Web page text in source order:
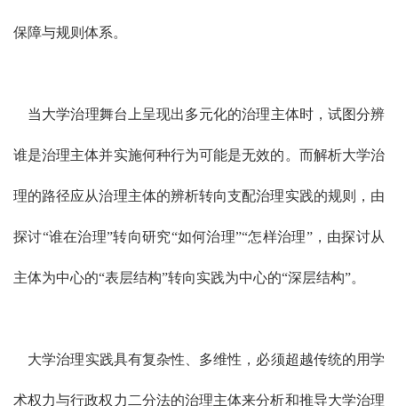
保障与规则体系。
当大学治理舞台上呈现出多元化的治理主体时，试图分辨
谁是治理主体并实施何种行为可能是无效的。而解析大学治
理的路径应从治理主体的辨析转向支配治理实践的规则，由
探讨“谁在治理”转向研究“如何治理”“怎样治理”，由探讨从
主体为中心的“表层结构”转向实践为中心的“深层结构”。
大学治理实践具有复杂性、多维性，必须超越传统的用学
术权力与行政权力二分法的治理主体来分析和推导大学治理